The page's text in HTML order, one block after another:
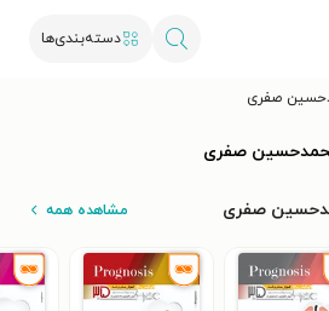
دسته‌بندی‌ها
صفری
صفری
صفری مشاهده همه